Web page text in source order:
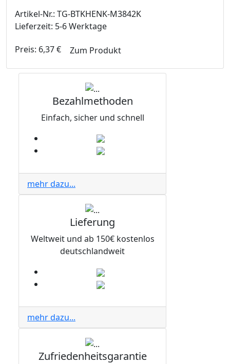
Artikel-Nr.: TG-BTKHENK-M3842K
Lieferzeit: 5-6 Werktage
Preis: 6,37€ Zum Produkt
Bezahlmethoden
Einfach, sicher und schnell
mehr dazu...
Lieferung
Weltweit und ab 150€ kostenlos
deutschlandweit
mehr dazu...
Zufriedenheitsgarantie